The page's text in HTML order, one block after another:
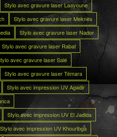
Stylo avec gravure laser Laayoune
Stylo avec gravure laser Meknès
Stylo avec gravure laser Nador
Stylo avec gravure laser Rabat
avec gravure laser Salé
Stylo avec gravure laser Témara
Stylo avec impression UV Agadir
Stylo avec impression UV El Jadida
Stylo avec impression UV Khouribga